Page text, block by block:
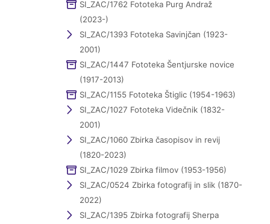
SI_ZAC/1762 Fototeka Purg Andraž
(2023-)
SI_ZAC/1393 Fototeka Savinjčan (1923-
2001)
SI_ZAC/1447 Fototeka Šentjurske novice
(1917-2013)
SI_ZAC/1155 Fototeka Štiglic (1954-1963)
SI_ZAC/1027 Fototeka Videčnik (1832-
2001)
SI_ZAC/1060 Zbirka časopisov in revij
(1820-2023)
SI_ZAC/1029 Zbirka filmov (1953-1956)
SI_ZAC/0524 Zbirka fotografij in slik (1870-
2022)
SI_ZAC/1395 Zbirka fotografij Sherpa